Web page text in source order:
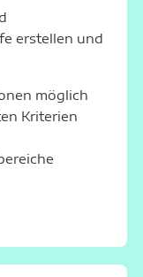
erstellen und
möglich
Kriterien